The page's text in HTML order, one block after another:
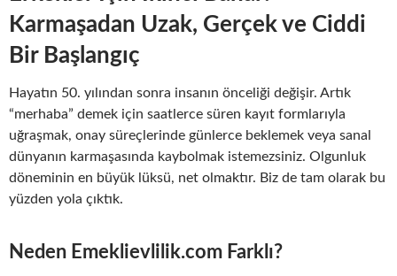
Karmaşadan Uzak, Gerçek ve Ciddi
Bir Başlangıç
Hayatın 50. yılından sonra insanın önceliği değişir. Artık
“merhaba” demek için saatlerce süren kayıt formlarıyla
uğraşmak, onay süreçlerinde günlerce beklemek veya sanal
dünyanın karmaşasında kaybolmak istemezsiniz. Olgunluk
döneminin en büyük lüksü, net olmaktır. Biz de tam olarak bu
yüzden yola çıktık.
Neden Emeklievlilik.com Farklı?